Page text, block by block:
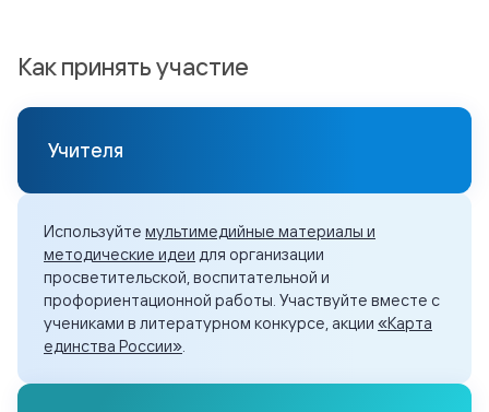
Как принять участие
Учителя
Используйте мультимедийные материалы и
методические идеи для организации
просветительской, воспитательной и
профориентационной работы. Участвуйте вместе с
учениками в литературном конкурсе , акции «Карта
единства России»